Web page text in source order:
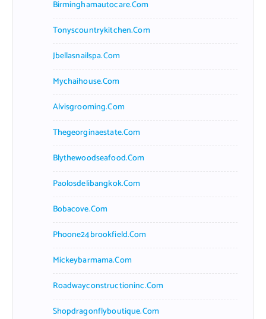
Birminghamautocare.com
Tonyscountrykitchen.com
Jbellasnailspa.com
Mychaihouse.com
Alvisgrooming.com
Thegeorginaestate.com
Blythewoodseafood.com
Paolosdelibangkok.com
Bobacove.com
Phoone24brookfield.com
Mickeybarmama.com
Roadwayconstructioninc.com
Shopdragonflyboutique.com